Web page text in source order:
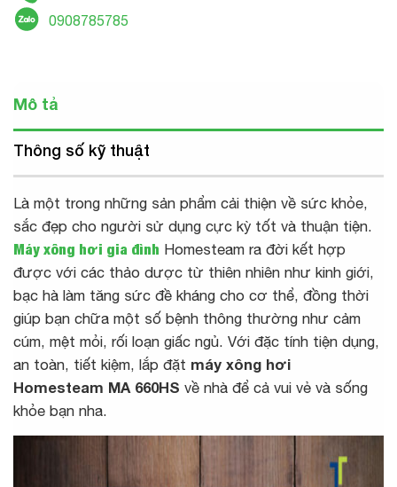
0908785785
Mô tả
Thông số kỹ thuật
Là một trong những sản phẩm cải thiện về sức khỏe,
sắc đẹp cho người sử dụng cực kỳ tốt và thuận tiện.
Máy xông hơi gia đình Homesteam ra đời kết hợp
được với các thảo dược từ thiên nhiên như kinh giới,
bạc hà làm tăng sức đề kháng cho cơ thể, đồng thời
giúp bạn chữa một số bệnh thông thường như cảm
cúm, mệt mỏi, rối loạn giấc ngủ. Với đặc tính tiện dụng,
an toàn, tiết kiệm, lắp đặt máy xông hơi
Homesteam MA 660HS về nhà để cả vui vẻ và sống
khỏe bạn nha.